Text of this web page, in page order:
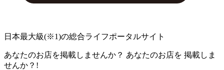
日本最大級(※1)の総合ライフポータルサイト
あなたのお店を掲載しませんか？ あなたのお店を 掲載しま
せんか？!